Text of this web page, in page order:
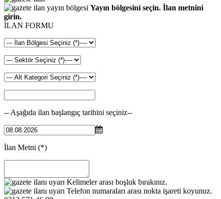
Yayın bölgesini seçin. İlan metnini
girin.
İLAN FORMU
-- Aşağıda ilan başlangıç tarihini seçiniz--
İlan Metni (*)
Kelimeler arası boşluk bırakınız.
Telefon numaraları arası nokta işareti koyunuz.